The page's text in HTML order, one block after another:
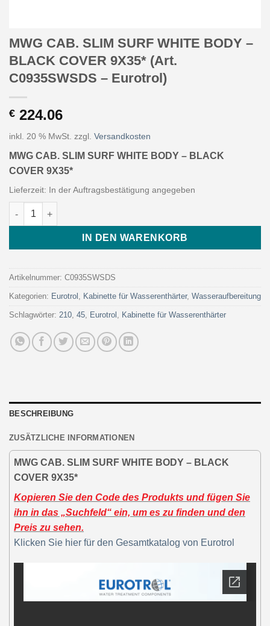
MWG CAB. SLIM SURF WHITE BODY –
BLACK COVER 9X35* (Art.
C0935SWSDS – Eurotrol)
€ 224.06
inkl. 20 % MwSt. zzgl. Versandkosten
MWG CAB. SLIM SURF WHITE BODY – BLACK
COVER 9X35*
Lieferzeit: In der Auftragsbestätigung angegeben
MWG CAB. SLIM SURF WHITE BODY - BLACK COVER 9X35*
IN DEN WARENKORB
Artikelnummer: C0935SWSDS
Kategorien: Eurotrol , Kabinette für Wasserenthärter, Wasseraufbereitung
Schlagwörter: 210, 45, Eurotrol , Kabinette für Wasserenthärter
BESCHREIBUNG
ZUSÄTZLICHE INFORMATIONEN
MWG CAB. SLIM SURF WHITE BODY – BLACK
COVER 9X35*
Kopieren Sie den Code des Produkts und fügen Sie
ihn in das „Suchfeld“ ein, um es zu finden und den
Preis zu sehen.
Klicken Sie hier für den Gesamtkatalog von Eurotrol